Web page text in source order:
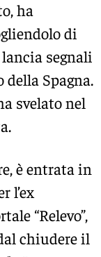
ha
di
segnali
Spagna.
svelato nel
è entrata in
l’ex
“Relevo”,
chiudere il